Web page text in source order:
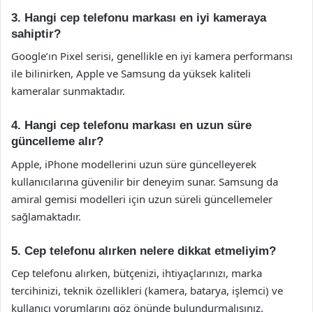
3. Hangi cep telefonu markası en iyi kameraya
sahiptir?
Google’ın Pixel serisi, genellikle en iyi kamera performansı
ile bilinirken, Apple ve Samsung da yüksek kaliteli
kameralar sunmaktadır.
4. Hangi cep telefonu markası en uzun süre
güncelleme alır?
Apple, iPhone modellerini uzun süre güncelleyerek
kullanıcılarına güvenilir bir deneyim sunar. Samsung da
amiral gemisi modelleri için uzun süreli güncellemeler
sağlamaktadır.
5. Cep telefonu alırken nelere dikkat etmeliyim?
Cep telefonu alırken, bütçenizi, ihtiyaçlarınızı, marka
tercihinizi, teknik özellikleri (kamera, batarya, işlemci) ve
kullanıcı yorumlarını göz önünde bulundurmalısınız.